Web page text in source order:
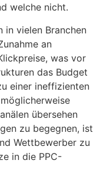
welche nicht.
in vielen Branchen
an
was vor
das Budget
einer ineffizienten
übersehen
zu begegnen, ist
Wettbewerber zu
in die PPC-